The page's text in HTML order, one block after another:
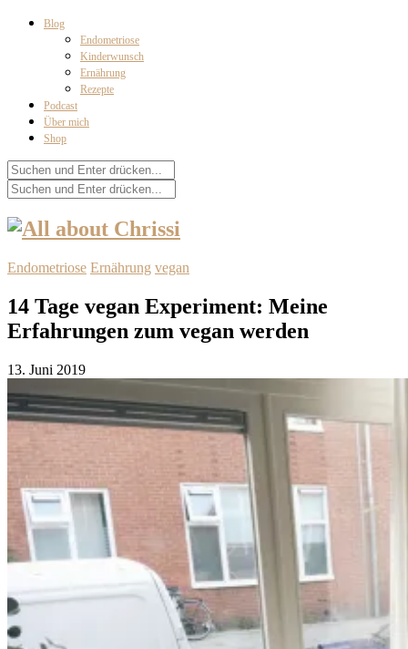
Blog
Endometriose
Kinderwunsch
Ernährung
Rezepte
Podcast
Über mich
Shop
Endometriose Ernährung vegan
14 Tage vegan Experiment: Meine
Erfahrungen zum vegan werden
13. Juni 2019